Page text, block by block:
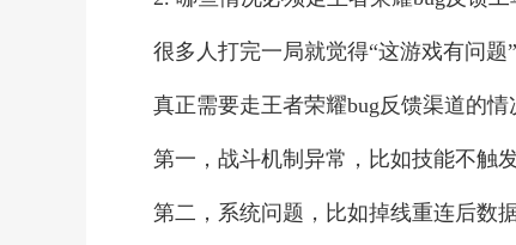
很多人打完一局就觉得“这游戏有问题
真正需要走王者荣耀bug反馈渠道的情
第一，战斗机制异常，比如技能不触
第二，系统问题，比如掉线重连后数